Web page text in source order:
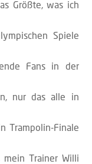
Größte, was ich
Spiele
Fans in der
nur das alle in
Trampolin-Finale
Trainer Willi